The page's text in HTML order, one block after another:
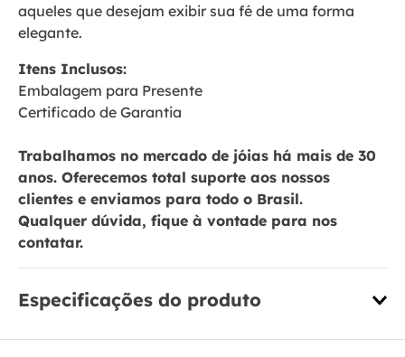
aqueles que desejam exibir sua fé de uma forma
elegante.
Itens Inclusos:
Embalagem para Presente
Certificado de Garantia
Trabalhamos no mercado de jóias há mais de 30
anos. Oferecemos total suporte aos nossos
clientes e enviamos para todo o Brasil.
Qualquer dúvida, fique à vontade para nos
contatar.
Especificações do produto